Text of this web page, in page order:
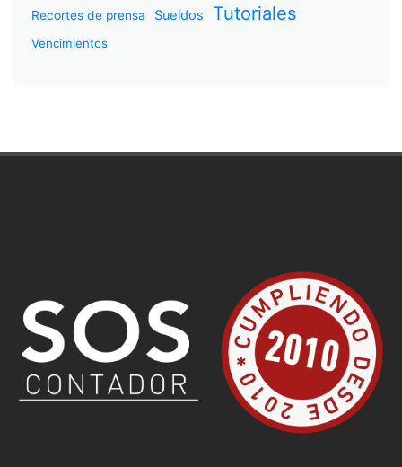
Recortes de prensa Sueldos Tutoriales
Vencimientos